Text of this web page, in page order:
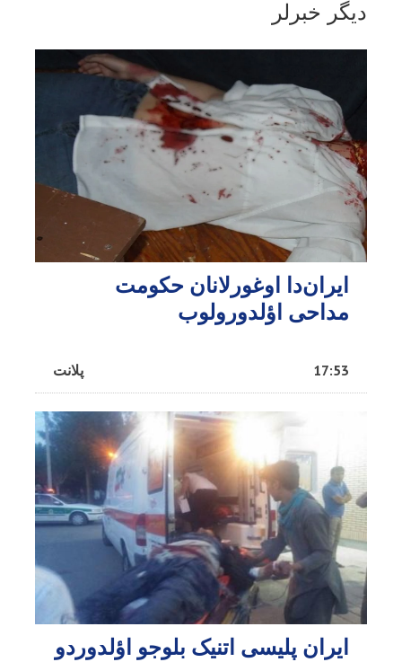
دیگر خبرلر
ایران‌دا اوغورلانان حکومت
مداحی اؤلدورولوب
پلانت 17:53
ایران پلیسی اتنیک بلوجو اؤلدوردو